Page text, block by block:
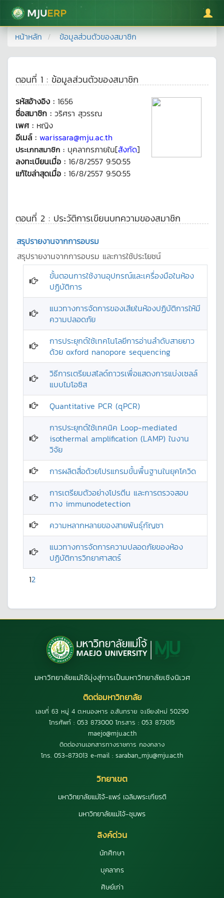
มหาวิทยาลัยแม่โจ้
หน้าหลัก ข้อมูลส่วนตัวของสมาชิก
ตอนที่ 1 : ข้อมูลส่วนตัวของสมาชิก
รหัสอ้างอิง : 1656
ชื่อสมาชิก : วริศรา สุวรรณ
เพศ : หญิง
อีเมล์ : warissara@mju.ac.th
ประเภทสมาชิก : บุคลากรภายใน[สังกัด]
ลงทะเบียนเมื่อ : 16/8/2557 9:50:55
แก้ไขล่าสุดเมื่อ : 16/8/2557 9:50:55
ตอนที่ 2 : ประวัติการเขียนบทความของสมาชิก
สรุปรายงานจากการอบรม
สรุปรายงานจากการอบรม และการใช้ประโยชน์
ขั้นตอนการใช้งานอุปกรณ์และเครื่องมือในห้อง
ปฏิบัติการ
แนวทางการจัดการของเสียในห้องปฏิบัติการให้มี
ความปลอดภัย
การประยุกต์ใช้เทคโนโลยีการอ่านลำดับสายยาว
ด้วย oxford nanopore sequencing
วิธีการเตรียมสไลด์ถาวรเพื่อแสดงการแบ่งเซลล์
แบบไมโอซิส
Quantitative PCR (qPCR)
การประยุกต์ใช้เทคนิค Loop-mediated
isothermal amplification (LAMP) ในงาน
วิจัย
การผลิตสื่อด้วยโปรแกรมขั้นพื้นฐานในยุคโควิด
การเตรียมตัวอย่างโปรตีน และการตรวจสอบ
ทาง immunodetection
ความหลากหลายของสายพันธุ์กัญชา
แนวทางการจัดการความปลอดภัยของห้อง
ปฏิบัติการวิทยาศาสตร์
12
มหาวิทยาลัยแม่โจ้มุ่งสู่การเป็นมหาวิทยาลัยเชิงนิเวศ
ติดต่อมหาวิทยาลัย
เลขที่ 63 หมู่ 4 ต.หนองหาร อ.สันทราย จ.เชียงใหม่ 50290
โทรศัพท์ : 053 873000 โทรสาร : 053 873015
maejo@mju.ac.th
ติดต่องานเอกสารทางราชการ กองกลาง
โทร. 053-873013 e-mail : saraban_mju@mju.ac.th
วิทยาเขต
มหาวิทยาลัยแม่โจ้-แพร่ เฉลิมพระเกียรติ
มหาวิทยาลัยแม่โจ้-ชุมพร
ลิงค์ด่วน
นักศึกษา
บุคลากร
ศิษย์เก่า